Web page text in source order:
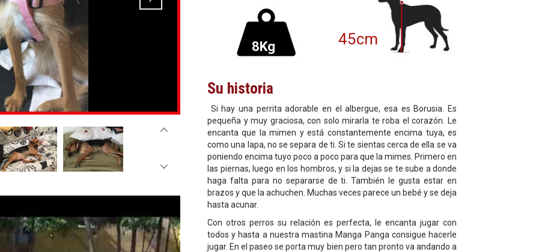
8Kg 45cm
Su historia
Si hay una perrita adorable en el albergue, esa es Borusia. Es
pequeña y muy graciosa, con solo mirarla te roba el corazón. Le
encanta que la mimen y está constantemente encima tuya, es
como una lapa, no se separa de ti. Si te sientas cerca de ella se va
poniendo encima tuyo poco a poco para que la mimes. Primero en
las piernas, luego en los hombros, y si la dejas se te sube a donde
haga falta para no separarse de ti. También le gusta estar en
brazos y que la achuchen. Muchas veces parece un bebé y se deja
hasta acunar.
Con otros perros su relación es perfecta, le encanta jugar con
todos y hasta a nuestra mastina Manga Panga consigue hacerle
jugar. En el paseo se porta muy bien pero tan pronto va andando a